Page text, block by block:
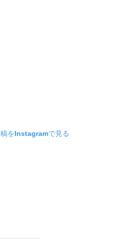
をInstagramで見る